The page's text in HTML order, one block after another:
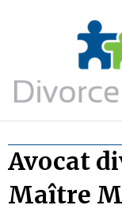
Avocat
Maître